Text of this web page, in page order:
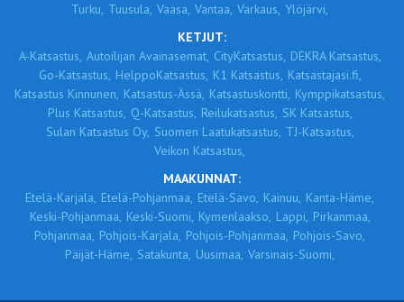
Turku, Tuusula, Vaasa, Vantaa, Varkaus, Ylöjärvi,
KETJUT:
A-Katsastus, Autoilijan Avainasemat, CityKatsastus, DEKRA Katsastus,
Go-Katsastus, HelppoKatsastus, K1 Katsastus, Katsastajasi.fi,
Katsastus Kinnunen, Katsastus-Ässä, Katsastuskontti, Kymppikatsastus,
Plus Katsastus, Q-Katsastus, Reilukatsastus, SK Katsastus,
Sulan Katsastus Oy, Suomen Laatukatsastus, TJ-Katsastus,
Veikon Katsastus,
MAAKUNNAT:
Etelä-Karjala, Etelä-Pohjanmaa, Etelä-Savo, Kainuu, Kanta-Häme,
Keski-Pohjanmaa, Keski-Suomi, Kymenlaakso, Lappi, Pirkanmaa,
Pohjanmaa, Pohjois-Karjala, Pohjois-Pohjanmaa, Pohjois-Savo,
Päijät-Häme, Satakunta, Uusimaa, Varsinais-Suomi,